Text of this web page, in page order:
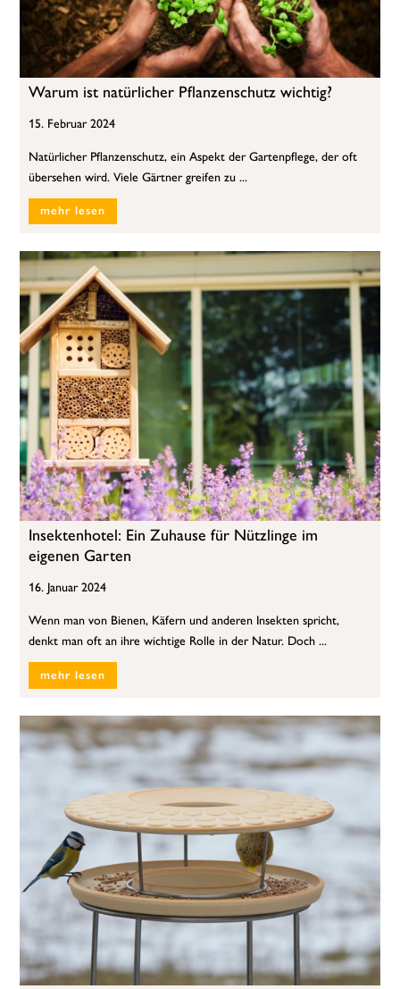
Warum ist natürlicher Pflanzenschutz wichtig?
15. Februar 2024
Natürlicher Pflanzenschutz, ein Aspekt der Gartenpflege, der oft
übersehen wird. Viele Gärtner greifen zu ...
mehr lesen
Insektenhotel: Ein Zuhause für Nützlinge im
eigenen Garten
16. Januar 2024
Wenn man von Bienen, Käfern und anderen Insekten spricht,
denkt man oft an ihre wichtige Rolle in der Natur. Doch ...
mehr lesen